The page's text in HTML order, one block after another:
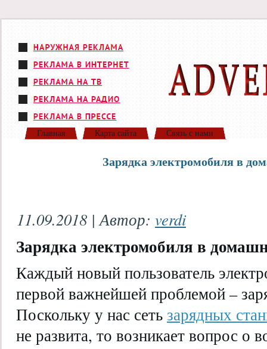
Главная Карта сайта Связь с нами
Зарядка электромобиля в
11.09.2018 | Автор: verdi
Зарядка электромобиля в
Каждый новый пользователь
первой важнейшей проблемой –
Поскольку у нас сеть зарядных
не развита, то возникает вопрос о